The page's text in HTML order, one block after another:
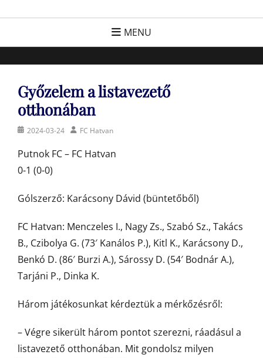
FC Hatvan
Egyesület a hatvani labdarúgásért, sportért!
MENU
Győzelem a listavezető
otthonában
Posted2024-03-24 AuthorFC Hatvan
Putnok FC – FC Hatvan
0-1 (0-0)
Gólszerző: Karácsony Dávid (büntetőből)
FC Hatvan: Menczeles I., Nagy Zs., Szabó Sz., Takács
B., Czibolya G. (73′ Kanálos P.), Kitl K., Karácsony D.,
Benkó D. (86′ Burzi A.), Sárossy D. (54′ Bodnár A.),
Tarjáni P., Dinka K.
Három játékosunkat kérdeztük a mérkőzésről:
– Végre sikerült három pontot szerezni, ráadásul a
listavezető otthonában. Mit gondolsz milyen